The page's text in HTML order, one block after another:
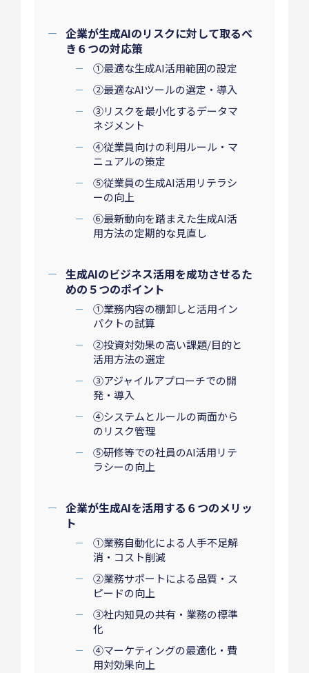
企業が生成AIのリスクに対して取るべ
き６つの対応策
①最適な生成AI活用範囲の設定
②最適なAIツールの選定・導入
③リスクを最小化するデータマ
ネジメント
④従業員向けの利用ルール・マ
ニュアルの策定
⑤従業員の生成AI活用リテラシ
ーの向上
⑥最新動向を踏まえた生成AI活
用方法の定期的な見直し
生成AIのビジネス活用を成功させるた
めの５つのポイント
①業務内容の棚卸しと活用イン
パクトの試算
②投資対効果の高い課題/目的と
活用方法の選定
③アジャイルアプローチでの開
発・導入
④システムとルールの両面から
のリスク管理
⑤研修等での社員のAI活用リテ
ラシーの向上
企業が生成AIを活用する６つのメリッ
ト
①業務自動化による人手不足解
消・コスト削減
②業務サポートによる品質・ス
ピードの向上
③社内知見の共有・業務の標準
化
④マーケティングの最適化・費
用対効果向上